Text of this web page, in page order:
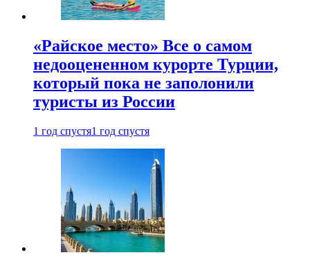
«Райское место» Все о самом
недооцененном курорте Турции,
который пока не заполонили
туристы из России
1 год спустя1 год спустя